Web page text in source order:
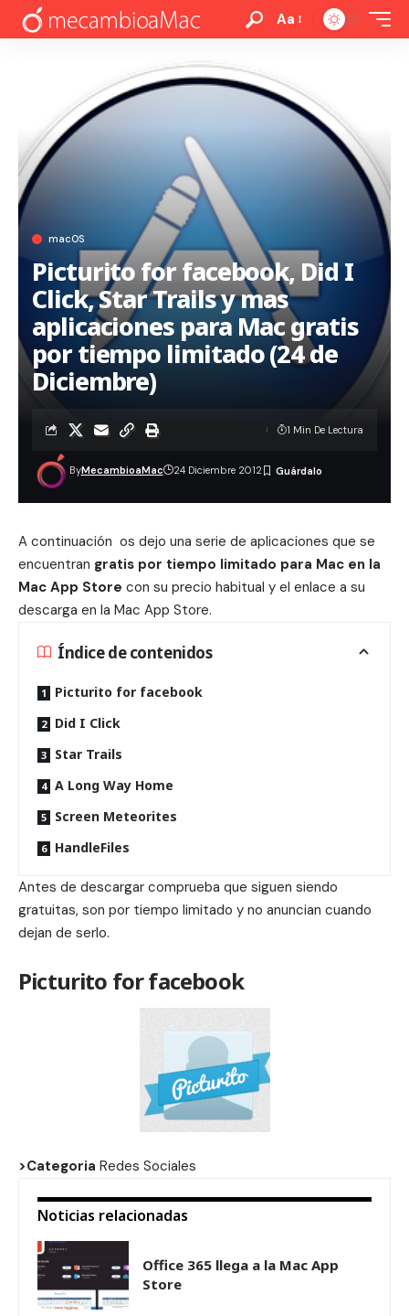
Aa
macOS
Picturito for facebook, Did I
Click, Star Trails y mas
aplicaciones para Mac gratis
por tiempo limitado (24 de
Diciembre)
ByMecambioaMac 24 Diciembre 2012
1 Min De Lectura
A continuación os dejo una serie de aplicaciones que se
encuentran gratis por tiempo limitado para Mac en la
Mac App Store con su precio habitual y el enlace a su
descarga en la Mac App Store.
Índice de contenidos
Picturito for facebook
Did I Click
Star Trails
A Long Way Home
Screen Meteorites
HandleFiles
Antes de descargar comprueba que siguen siendo
gratuitas, son por tiempo limitado y no anuncian cuando
dejan de serlo.
Picturito for facebook
>Categoria Redes Sociales
Noticias relacionadas
Office 365 llega a la Mac App
Store